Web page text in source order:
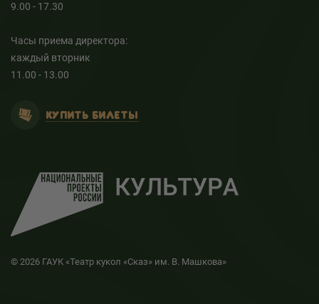
9.00 - 17.30
Часы приема директора:
каждый вторник
11.00 - 13.00
КУПИТЬ БИЛЕТЫ
© 2026 ГАУК «Театр кукол «Сказ» им. В. Машкова»